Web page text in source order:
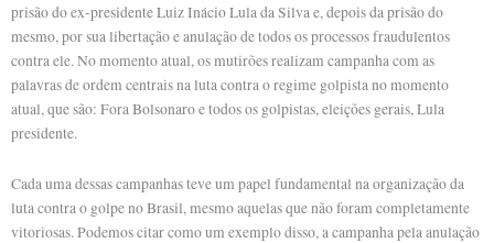
prisão do ex-presidente Luiz Inácio Lula da Silva e, depois da prisão do
mesmo, por sua libertação e anulação de todos os processos fraudulentos
contra ele. No momento atual, os mutirões realizam campanha com as
palavras de ordem centrais na luta contra o regime golpista no momento
atual, que são: Fora Bolsonaro e todos os golpistas, eleições gerais, Lula
presidente.
Cada uma dessas campanhas teve um papel fundamental na organização da
luta contra o golpe no Brasil, mesmo aquelas que não foram completamente
vitoriosas. Podemos citar como um exemplo disso, a campanha pela anulação